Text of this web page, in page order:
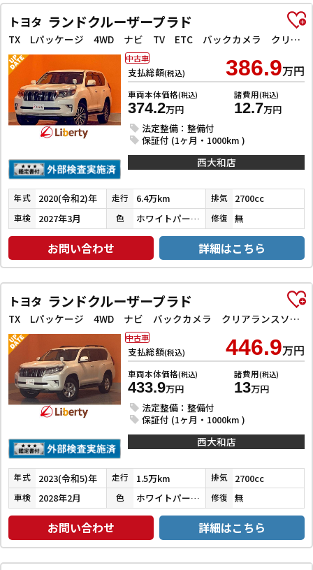
トヨタ ランドクルーザープラド
TX Lパッケージ 4WD ナビ TV ETC バックカメラ クリアランスソナー オートクルーズコントロール レーンアシスト パワーシート 衝突被害軽減システム オートマチックハイビーム
支払総額(税込) 386.9万円
車両本体価格(税込)
374.2万円
諸費用(税込)
12.7万円
法定整備：整備付
保証付 (1ヶ月・1000km )
中古車
西大和店
年式 2020(令和2)年 走行 6.4万km 排気 2700cc
車検 2027年3月 色 ホワイトパールクリスタルシャイン 修復 無
お問い合わせ 詳細はこちら
トヨタ ランドクルーザープラド
TX Lパッケージ 4WD ナビ バックカメラ クリアランスソナー オートクルーズコントロール レーンアシスト パワーシート 衝突被害軽減システム サンルーフ オートマチックハイビーム オートライト LEDヘッドランプ
支払総額(税込) 446.9万円
車両本体価格(税込)
433.9万円
諸費用(税込)
13万円
法定整備：整備付
保証付 (1ヶ月・1000km )
中古車
西大和店
年式 2023(令和5)年 走行 1.5万km 排気 2700cc
車検 2028年2月 色 ホワイトパールクリスタルシャイン 修復 無
お問い合わせ 詳細はこちら